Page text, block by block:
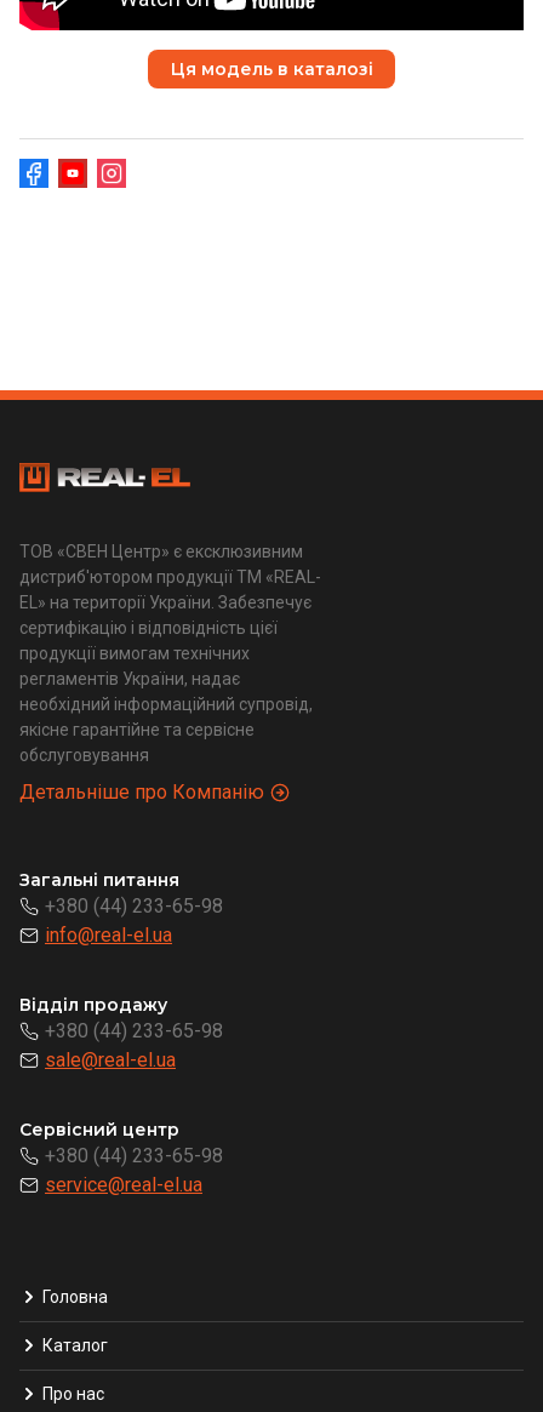
Ця модель в каталозі
ТОВ «СВЕН Центр» є ексклюзивним
дистриб'ютором продукції ТМ «REAL-
EL» на території України. Забезпечує
сертифікацію і відповідність цієї
продукції вимогам технічних
регламентів України, надає
необхідний інформаційний супровід,
якісне гарантійне та сервісне
обслуговування
Детальніше про Компанію
Загальні питання
+380 (44) 233-65-98
info@real-el.ua
Відділ продажу
+380 (44) 233-65-98
sale@real-el.ua
Сервісний центр
+380 (44) 233-65-98
service@real-el.ua
Головна
Каталог
Про нас